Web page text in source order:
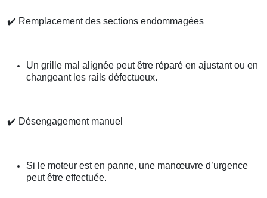
✔️ Remplacement des sections endommagées
Un grille mal alignée peut être réparé en ajustant ou en
changeant les rails défectueux.
✔️ Désengagement manuel
Si le moteur est en panne, une manœuvre d’urgence
peut être effectuée.